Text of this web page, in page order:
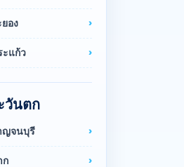
อง
ะแก้ว
วันตก
ญจนบุรี
ก